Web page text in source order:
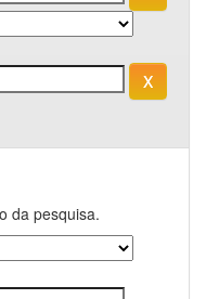
da pesquisa.